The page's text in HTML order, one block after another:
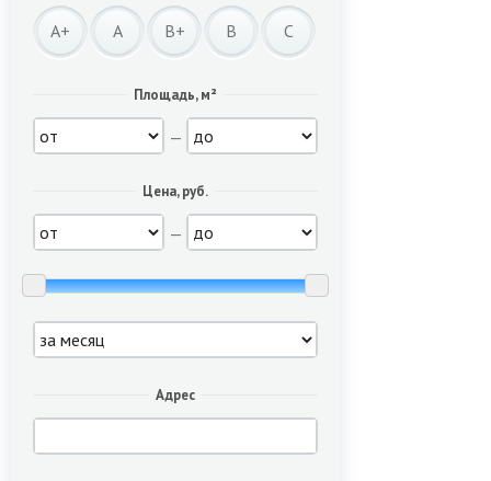
A+ A B+ B C
Площадь, м²
—
Цена, руб.
—
Адрес